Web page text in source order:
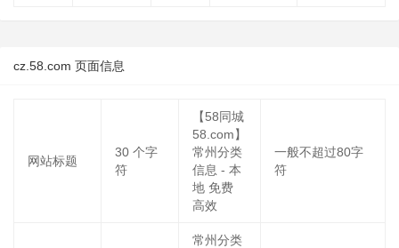
cz.58.com 页面信息
网站标题
30 个字
符
【58同城
58.com】
常州分类
信息 - 本
地 免费
高效
一般不超过80字
符
常州分类